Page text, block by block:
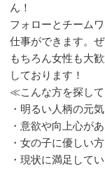
ん！
フォローとチーム
仕事ができます。
もちろん女性も大
しております！
≪こんな方を探し
・明るい人柄の元
・意欲や向上心が
・女の子に優しい方
・現状に満足して